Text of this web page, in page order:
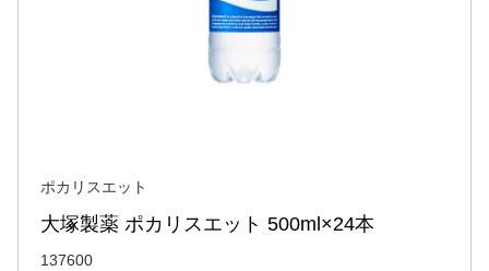
ポカリスエット
大塚製薬 ポカリスエット 500ml×24本
137600